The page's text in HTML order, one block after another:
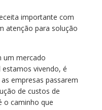
importante com
atenção para solução
um mercado
estamos vivendo, é
empresas passarem
de custos de
o caminho que